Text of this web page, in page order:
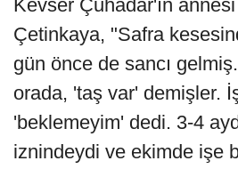
Kevser Çuhadar'ın
Çetinkaya, "Safra
gün önce de sancı
orada, 'taş var' demişler.
'beklemeyim' dedi. 3-4
iznindeydi ve ekimde işe